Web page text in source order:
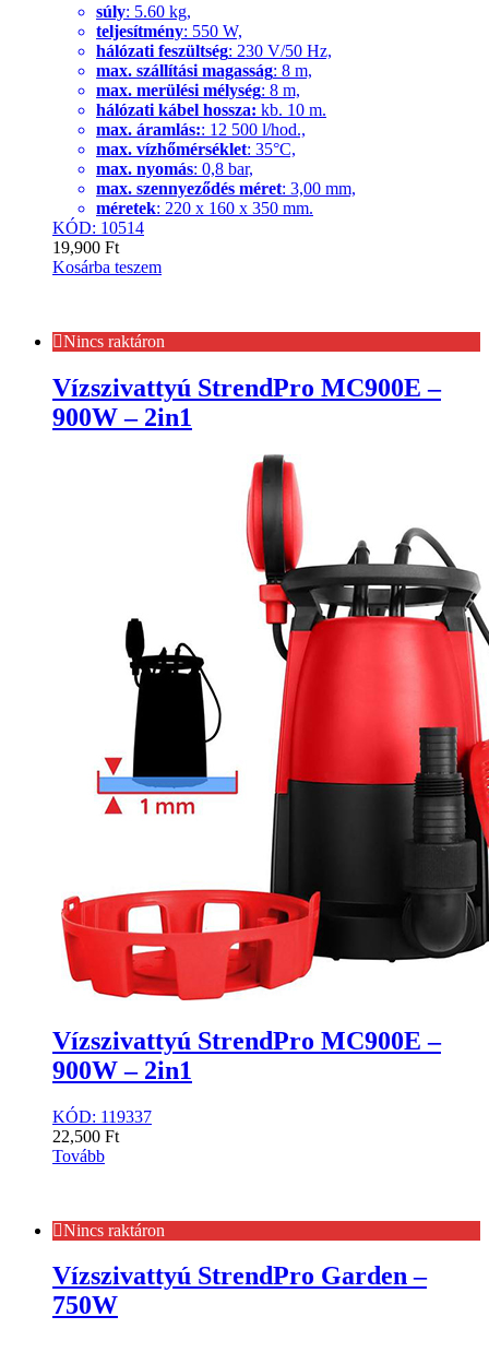
súly: 5.60 kg,
teljesítmény: 550 W,
hálózati feszültség: 230 V/50 Hz,
max. szállítási magasság: 8 m,
max. merülési mélység: 8 m,
hálózati kábel hossza: kb. 10 m.
max. áramlás:: 12 500 l/hod.,
max. vízhőmérséklet: 35°C,
max. nyomás: 0,8 bar,
max. szennyeződés méret: 3,00 mm,
méretek: 220 x 160 x 350 mm.
KÓD: 10514
19,900 Ft
Kosárba teszem
Nincs raktáron
Vízszivattyú StrendPro MC900E –
900W – 2in1
Vízszivattyú StrendPro MC900E –
900W – 2in1
KÓD: 119337
22,500 Ft
Tovább
Nincs raktáron
Vízszivattyú StrendPro Garden –
750W